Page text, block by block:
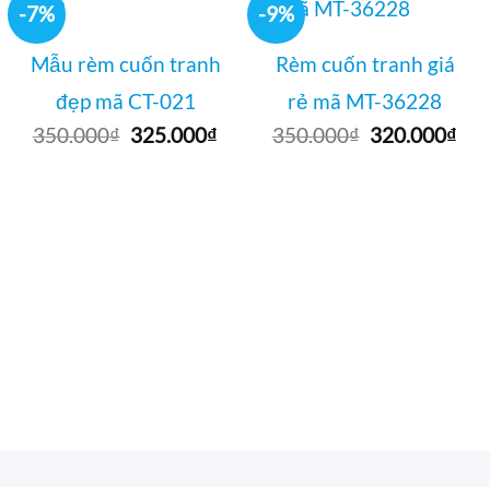
-7%
Mẫu rèm cuốn tranh
đẹp mã CT-021
350.000₫ Giá
325.000₫
-9%
Rèm cuốn tranh giá
rẻ mã MT-36228
350.000₫ Giá
320.000₫